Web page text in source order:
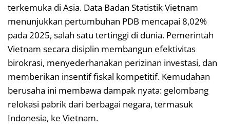
terkemuka di Asia. Data Badan Statistik Vietnam
menunjukkan pertumbuhan PDB mencapai 8,02%
pada 2025, salah satu tertinggi di dunia. Pemerintah
Vietnam secara disiplin membangun efektivitas
birokrasi, menyederhanakan perizinan investasi, dan
memberikan insentif fiskal kompetitif. Kemudahan
berusaha ini membawa dampak nyata: gelombang
relokasi pabrik dari berbagai negara, termasuk
Indonesia, ke Vietnam.